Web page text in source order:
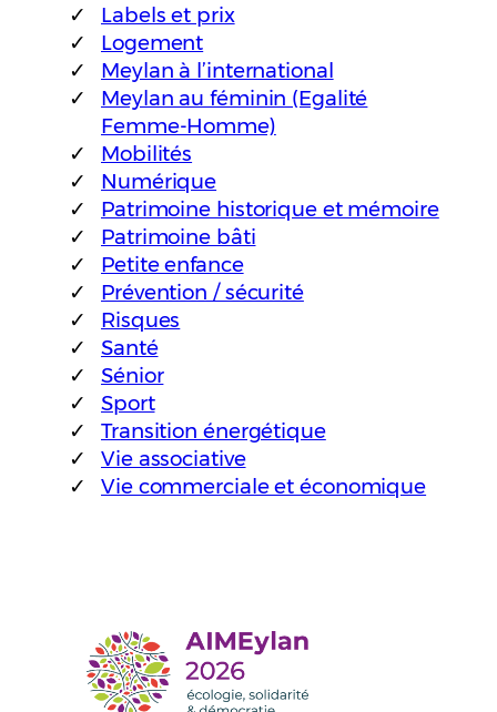
Labels et prix
Logement
Meylan à l’international
Meylan au féminin (Egalité
Femme-Homme)
Mobilités
Numérique
Patrimoine historique et mémoire
Patrimoine bâti
Petite enfance
Prévention / sécurité
Risques
Santé
Sénior
Sport
Transition énergétique
Vie associative
Vie commerciale et économique